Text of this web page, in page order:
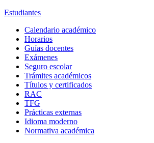
Estudiantes
Calendario académico
Horarios
Guías docentes
Exámenes
Seguro escolar
Trámites académicos
Títulos y certificados
RAC
TFG
Prácticas externas
Idioma moderno
Normativa académica